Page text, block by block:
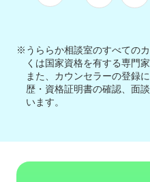
※うららか相談室のすべての
くは国家資格を有する専門家
また、カウンセラーの登録
歴・資格証明書の確認、面
います。